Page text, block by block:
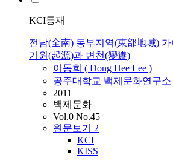
KCI등재
전남(全南) 동부지역(東部地域)
기원(起源)과 변천(變遷)
이동희 ( Dong Hee Lee )
공주대학교 백제문화연구소
2011
백제문화
Vol.0 No.45
원문보기 2
KCI
KISS